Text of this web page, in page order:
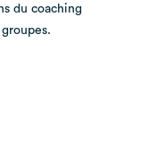
du coaching